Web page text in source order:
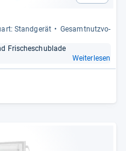
Stand­ge­rät
Gesamt­nutz­vo­
Fri­sche­schub­lade
Weiterlesen